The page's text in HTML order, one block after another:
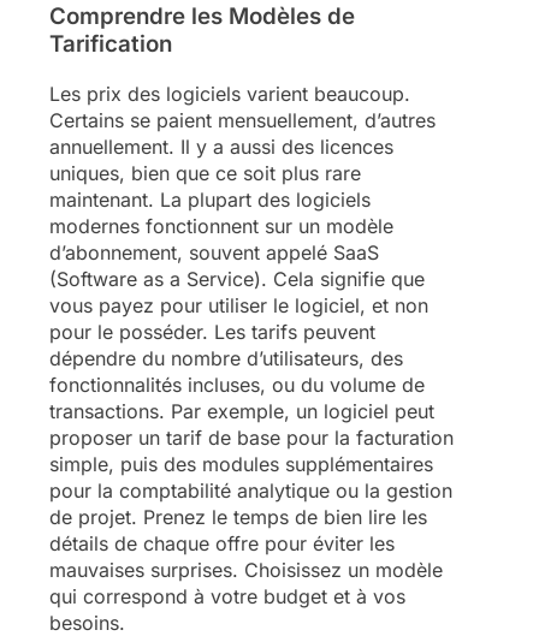
Comprendre les Modèles de
Tarification
Les prix des logiciels varient beaucoup.
Certains se paient mensuellement, d’autres
annuellement. Il y a aussi des licences
uniques, bien que ce soit plus rare
maintenant. La plupart des logiciels
modernes fonctionnent sur un modèle
d’abonnement, souvent appelé SaaS
(Software as a Service). Cela signifie que
vous payez pour utiliser le logiciel, et non
pour le posséder. Les tarifs peuvent
dépendre du nombre d’utilisateurs, des
fonctionnalités incluses, ou du volume de
transactions. Par exemple, un logiciel peut
proposer un tarif de base pour la facturation
simple, puis des modules supplémentaires
pour la comptabilité analytique ou la gestion
de projet. Prenez le temps de bien lire les
détails de chaque offre pour éviter les
mauvaises surprises. Choisissez un modèle
qui correspond à votre budget et à vos
besoins.